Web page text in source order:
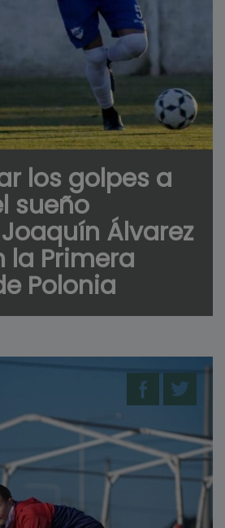
los golpes a
sueño
Álvarez
la Primera
Polonia